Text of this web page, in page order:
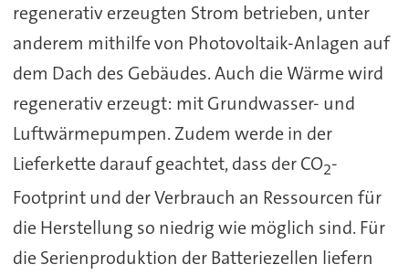
regenerativ erzeugten Strom betrieben, unter
anderem mithilfe von Photovoltaik-Anlagen auf
dem Dach des Gebäudes. Auch die Wärme wird
regenerativ erzeugt: mit Grundwasser- und
Luftwärmepumpen. Zudem werde in der
Lieferkette darauf geachtet, dass der CO2-
Footprint und der Verbrauch an Ressourcen für
die Herstellung so niedrig wie möglich sind. Für
die Serienproduktion der Batteriezellen liefern